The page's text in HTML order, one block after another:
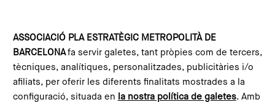
Inici Compromís Metropolità 2030 Projectes alineats
ASSOCIACIÓ PLA ESTRATÈGIC METROPOLITÀ DE
BARCELONAfa servir galetes, tant pròpies com de tercers,
tècniques, analítiques, personalitzades, publicitàries i/o
afiliats, per oferir les diferents finalitats mostrades a la
configuració, situada en la nostra política de galetes. Amb